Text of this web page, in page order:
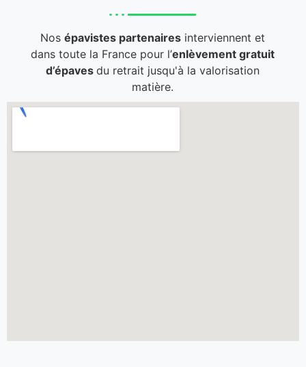
Nosépavistes partenaires interviennent et
dans toute la France pour l’enlèvement gratuit
d’épavesdu retrait jusqu'à la valorisation
matière.